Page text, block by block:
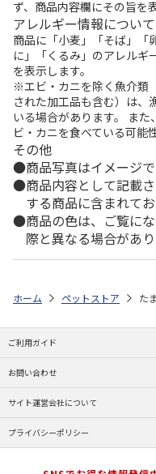
ず、商品内容欄にその旨を
アレルギー情報について
商品に「小麦」「そば」「
に」「くるみ」のアレルギ
を表示します。
※エビ・カニを除く魚介類
された加工品も含む）は、
いる場合があります。 ま
ビ・カニを食べている可能
その他
商品写真はイメージで
商品内容として記載
する商品に含まれてお
商品の色は、ご覧に
際と異なる場合があり
ホーム ペットストア た
ご利用ガイド
お問い合わせ
サイト運営会社について
プライバシーポリシー